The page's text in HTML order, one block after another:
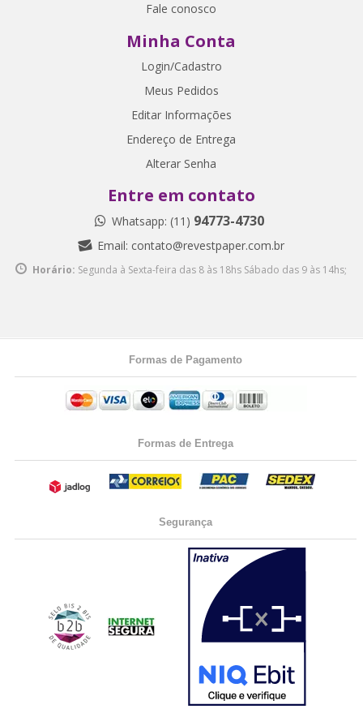
Fale conosco
Minha Conta
Login/Cadastro
Meus Pedidos
Editar Informações
Endereço de Entrega
Alterar Senha
Entre em contato
Whatsapp: (11) 94773-4730
Email: contato@revestpaper.com.br
Horário: Segunda à Sexta-feira das 8 às 18hs Sábado das 9 às 14hs;
Formas de Pagamento
Formas de Entrega
Segurança